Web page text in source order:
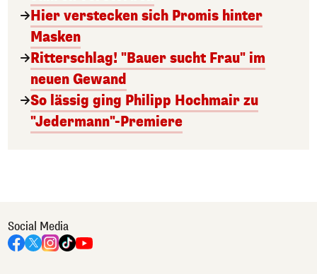
Hier verstecken sich Promis hinter
Masken
Ritterschlag! "Bauer sucht Frau" im
neuen Gewand
So lässig ging Philipp Hochmair zu
"Jedermann"-Premiere
Social Media